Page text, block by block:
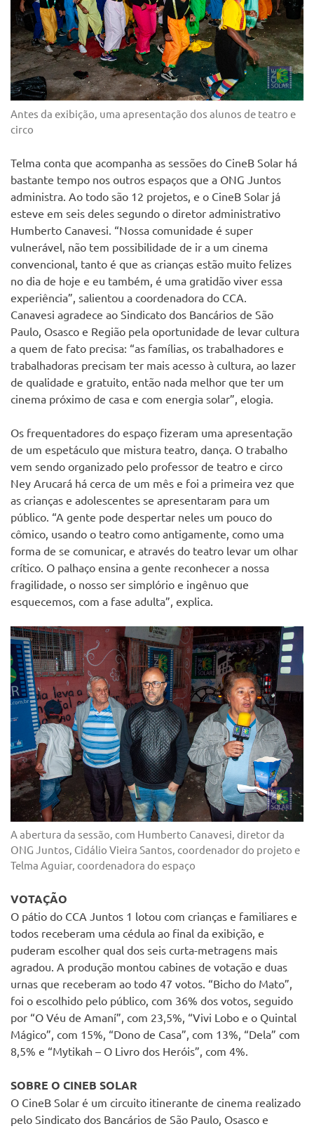
Antes da exibição, uma apresentação dos alunos de teatro e
circo
Telma conta que acompanha as sessões do CineB Solar há
bastante tempo nos outros espaços que a ONG Juntos
administra. Ao todo são 12 projetos, e o CineB Solar já
esteve em seis deles segundo o diretor administrativo
Humberto Canavesi. “Nossa comunidade é super
vulnerável, não tem possibilidade de ir a um cinema
convencional, tanto é que as crianças estão muito felizes
no dia de hoje e eu também, é uma gratidão viver essa
experiência”, salientou a coordenadora do CCA.
Canavesi agradece ao Sindicato dos Bancários de São
Paulo, Osasco e Região pela oportunidade de levar cultura
a quem de fato precisa: “as famílias, os trabalhadores e
trabalhadoras precisam ter mais acesso à cultura, ao lazer
de qualidade e gratuito, então nada melhor que ter um
cinema próximo de casa e com energia solar”, elogia.
Os frequentadores do espaço fizeram uma apresentação
de um espetáculo que mistura teatro, dança. O trabalho
vem sendo organizado pelo professor de teatro e circo
Ney Arucará há cerca de um mês e foi a primeira vez que
as crianças e adolescentes se apresentaram para um
público. “A gente pode despertar neles um pouco do
cômico, usando o teatro como antigamente, como uma
forma de se comunicar, e através do teatro levar um olhar
crítico. O palhaço ensina a gente reconhecer a nossa
fragilidade, o nosso ser simplório e ingênuo que
esquecemos, com a fase adulta”, explica.
A abertura da sessão, com Humberto Canavesi, diretor da
ONG Juntos, Cidálio Vieira Santos, coordenador do projeto e
Telma Aguiar, coordenadora do espaço
VOTAÇÃO
O pátio do CCA Juntos 1 lotou com crianças e familiares e
todos receberam uma cédula ao final da exibição, e
puderam escolher qual dos seis curta-metragens mais
agradou. A produção montou cabines de votação e duas
urnas que receberam ao todo 47 votos. “Bicho do Mato”,
foi o escolhido pelo público, com 36% dos votos, seguido
por “O Véu de Amaní”, com 23,5%, “Vivi Lobo e o Quintal
Mágico”, com 15%, “Dono de Casa”, com 13%, “Dela” com
8,5% e “Mytikah – O Livro dos Heróis”, com 4%.
SOBRE O CINEB SOLAR
O CineB Solar é um circuito itinerante de cinema realizado
pelo Sindicato dos Bancários de São Paulo, Osasco e